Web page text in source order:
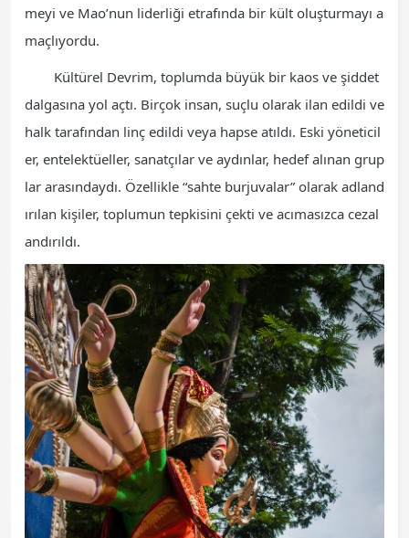
meyi ve Mao’nun liderliği etrafında bir kült oluşturmayı a
maçlıyordu.
Kültürel Devrim, toplumda büyük bir kaos ve şiddet
dalgasına yol açtı. Birçok insan, suçlu olarak ilan edildi ve
halk tarafından linç edildi veya hapse atıldı. Eski yöneticil
er, entelektüeller, sanatçılar ve aydınlar, hedef alınan grup
lar arasındaydı. Özellikle “sahte burjuvalar” olarak adland
ırılan kişiler, toplumun tepkisini çekti ve acımasızca cezal
andırıldı.